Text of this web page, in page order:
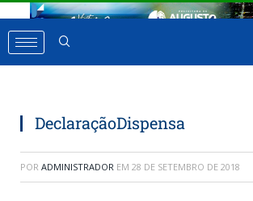
DeclaraçãoDispensa
POR ADMINISTRADOR EM 28 DE SETEMBRO DE 2018